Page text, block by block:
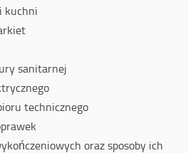
kuchni
sanitarnej
technicznego
oraz sposoby ich